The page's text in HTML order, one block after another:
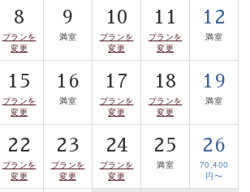
日にちによって決まっておりますの
ださい。
中止となる場合がございますので、
い。また、中止に伴う返金などもござ
8
プランを
変更
9
満室
10
プランを
変更
11
プランを
変更
12
満室
15
プランを
変更
16
満室
17
プランを
変更
18
プランを
変更
19
満室
22
プランを
変更
23
プランを
変更
24
プランを
変更
25
満室
26
70,400
円〜